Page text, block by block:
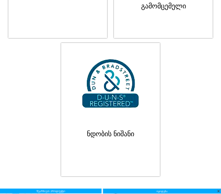
გამომცემელი
ნდობის ნიშანი